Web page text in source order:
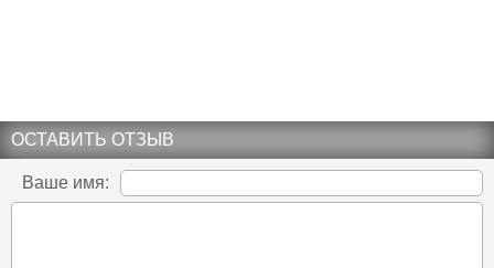
ОСТАВИТЬ ОТЗЫВ
Ваше имя: